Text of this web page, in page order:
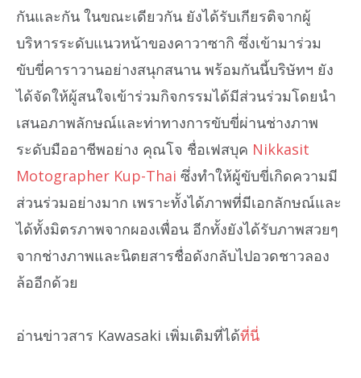
กันและกัน ในขณะเดียวกัน ยังได้รับเกียรติจากผู้
บริหารระดับแนวหน้าของคาวาซากิ ซึ่งเข้ามาร่วม
ขับขี่คาราวานอย่างสนุกสนาน พร้อมกันนี้บริษัทฯ ยัง
ได้จัดให้ผู้สนใจเข้าร่วมกิจกรรมได้มีส่วนร่วมโดยนำ
เสนอภาพลักษณ์และท่าทางการขับขี่ผ่านช่างภาพ
ระดับมืออาชีพอย่าง คุณโจ ชื่อเฟสบุค Nikkasit
Motographer Kup-Thai ซึ่งทำให้ผู้ขับขี่เกิดความมี
ส่วนร่วมอย่างมาก เพราะทั้งได้ภาพที่มีเอกลักษณ์และ
ได้ทั้งมิตรภาพจากผองเพื่อน อีกทั้งยังได้รับภาพสวยๆ
จากช่างภาพและนิตยสารชื่อดังกลับไปอวดชาวลอง
ล้ออีกด้วย
อ่านข่าวสาร Kawasaki เพิ่มเติมที่ได้ที่นี่